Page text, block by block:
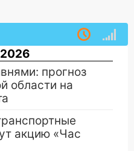
прогноз
области на
акцию «Час